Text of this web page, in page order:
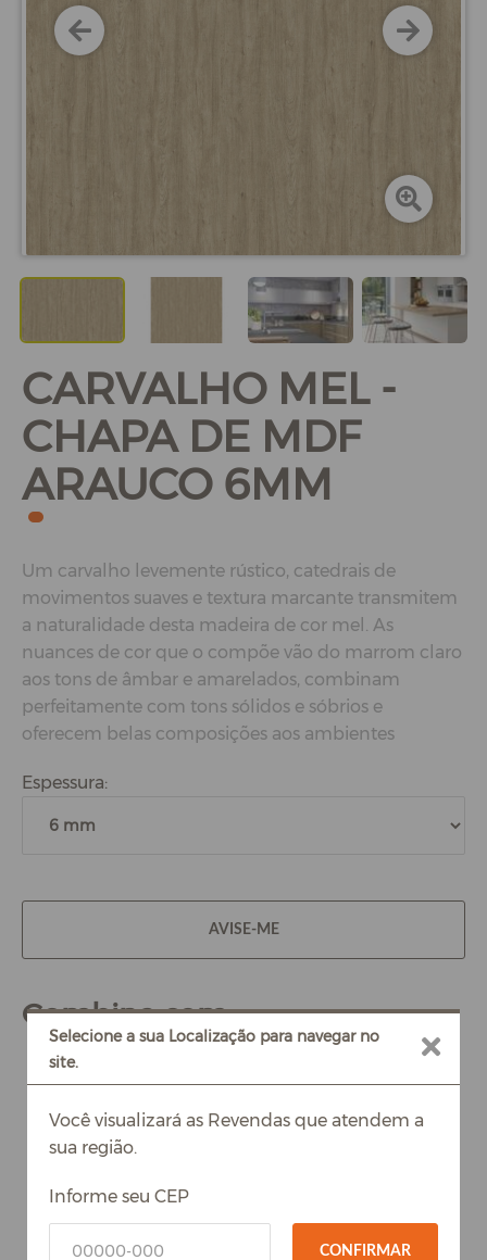
CARVALHO MEL -
CHAPA DE MDF
ARAUCO 6MM
Um carvalho levemente rústico, catedrais de
movimentos suaves e textura marcante transmitem
a naturalidade desta madeira de cor mel. As
nuances de cor que o compõe vão do marrom claro
aos tons de âmbar e amarelados, combinam
perfeitamente com tons sólidos e sóbrios e
oferecem belas composições aos ambientes
Espessura:
AVISE-ME
Combina com
Você visualizará as Revendas que atendem a
sua região.
Informe seu CEP
CONFIRMAR
Selecione a sua Localização para navegar no
site.